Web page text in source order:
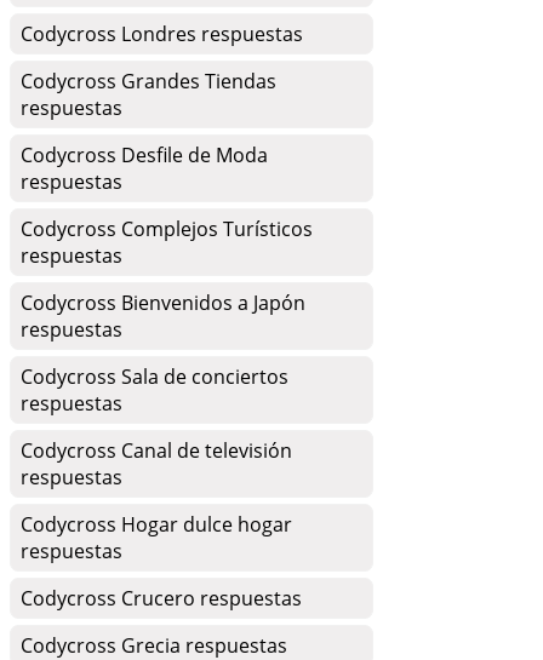
Codycross Londres respuestas
Codycross Grandes Tiendas
respuestas
Codycross Desfile de Moda
respuestas
Codycross Complejos Turísticos
respuestas
Codycross Bienvenidos a Japón
respuestas
Codycross Sala de conciertos
respuestas
Codycross Canal de televisión
respuestas
Codycross Hogar dulce hogar
respuestas
Codycross Crucero respuestas
Codycross Grecia respuestas